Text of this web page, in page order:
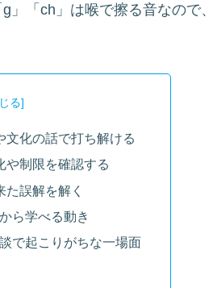
」「ch」は喉で擦る音なので
文化の話で打ち解ける
や制限を確認する
誤解を解く
ら学べる動き
で起こりがちな一場面